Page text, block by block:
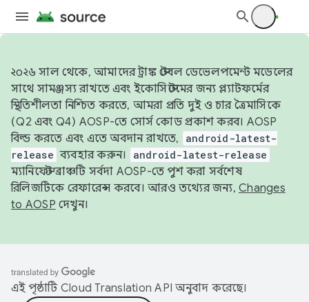
২০২৬ সাল থেকে, আমাদের ট্রাঙ্ক স্টেবল ডেভেলপমেন্ট মডেলের
সাথে সামঞ্জস্য রাখতে এবং ইকোসিস্টেমের জন্য প্ল্যাটফর্মের
স্থিতিশীলতা নিশ্চিত করতে, আমরা প্রতি দুই ও চার ত্রৈমাসিকে
(Q2 এবং Q4) AOSP-তে সোর্স কোড প্রকাশ করব। AOSP
বিল্ড করতে এবং এতে অবদান রাখতে,
android-latest-
release ব্যবহার করুন। android-latest-release
ম্যানিফেস্ট ব্রাঞ্চটি সর্বদা AOSP-তে পুশ করা সর্বশেষ
রিলিজটিকে রেফারেন্স করবে। আরও তথ্যের জন্য, Changes
to AOSP দেখুন।
এই পৃষ্ঠাটি Cloud Translation API অনুবাদ করেছে।